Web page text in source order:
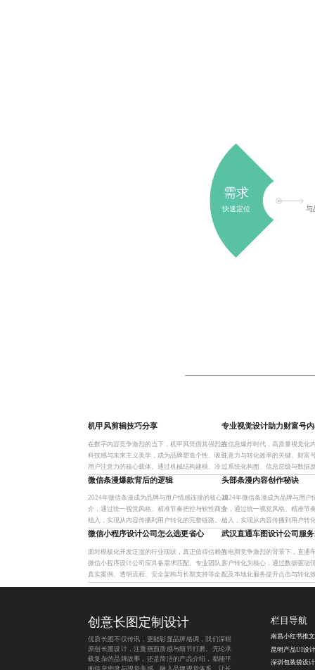
需求
快速定位 与
机甲风剪辑技巧分享
在数字内容竞争激烈的当下，机甲风凭借其强烈的
科技感与未来主义美学，成为品牌塑造个性、吸引
用户注意力的核心载体。通过机械结构建模、冷色
调配色、视觉符号系统与紧凑剪辑节奏的有机融
专业视觉设计助力财富号
在信息爆炸时代，高质量视觉化
注意力与转化效率的关键。财富
过系统化构图、信息层级与数据
业实现从内容表达到用户信任的
微信条漫爆款背后的逻辑
2024年微信条漫成为品牌与用户情感连接的核心媒
介，通过统一视觉风格、精准节奏把控与软性商业
植入，实现从内容传播到用户转化的完整链路。其
轻量化、强互动、易裂变的特性，正重塑数字内容
头部条漫内容创作秘诀
2024年微信条漫成为品牌与用户
介，通过统一视觉风格、精准节
植入，实现从内容传播到用户转
轻量化、强互动、易裂变的特性
微信小程序设计公司怎么选更省心
面对模板化开发泛滥的行业现状，真正值得信赖的
微信小程序设计公司应具备需求匹配、专业团队、
真实案例、透明流程、安全架构与长期支持等全链
武汉直通车图设计公司服
在电商竞争激烈的背景下，直通
客户转化为核心，通过数据驱动
配及本地化服务提升点击与转化
创意长图定制设计
优质长图不仅传讯，更能彰显品牌格调，我们深耕
原创长图设计，注重画面质感与细节打磨。无论承
载复杂的品牌故事，还是简洁的产品介绍，都能平
栏目导航